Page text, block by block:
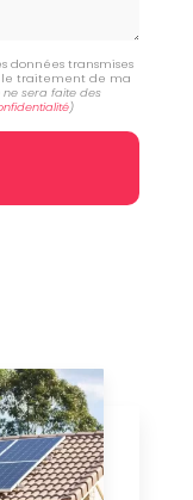
données transmises
le traitement de ma
ne sera faite des
)